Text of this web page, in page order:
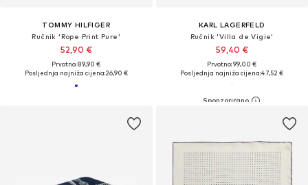
TOMMY HILFIGER
Ručnik 'Rope Print Pure'
52,90 €
Prvotno: 89,90 €
Posljednja najniža cijena:26,90 €
KARL LAGERFELD
Ručnik 'Villa de Vigie'
59,40 €
Prvotno: 99,00 €
Posljednja najniža cijena:47,52 €